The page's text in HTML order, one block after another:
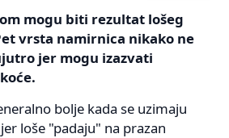
mogu biti rezultat lošeg
vrsta namirnica nikako ne
jer mogu izazvati
bolje kada se uzimaju
loše "padaju" na prazan